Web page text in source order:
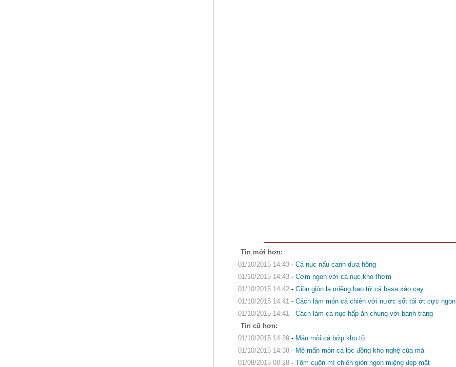
Tin mới hơn:
01/10/2015 14:43 -Cá nục nấu canh dưa hồng
01/10/2015 14:43 -Cơm ngon với cá nục kho thơm
01/10/2015 14:42 -Giòn giòn lạ miệng bao tử cá basa xào cay
01/10/2015 14:41 -Cách làm món cá chiên với nước sốt tỏi ớt cực ngon
01/10/2015 14:41 -Cách làm cá nục hấp ăn chung với bánh tráng
Tin cũ hơn:
01/10/2015 14:39 - Mặn mòi cá bớp kho tộ
01/10/2015 14:38 - Mê mẩn món cá lóc đồng kho nghệ của má
01/08/2015 08:28 -Tôm cuộn mì chiên giòn ngon miệng đẹp mắt